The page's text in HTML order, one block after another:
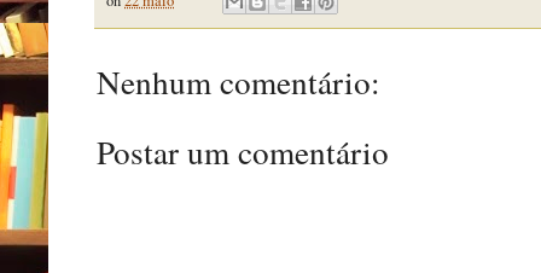
Nenhum comentário:
Postar um comentário